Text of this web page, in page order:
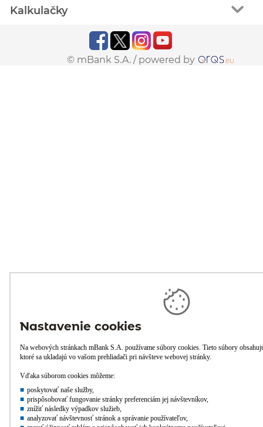
Kalkulačky
© mBank S.A. / powered by